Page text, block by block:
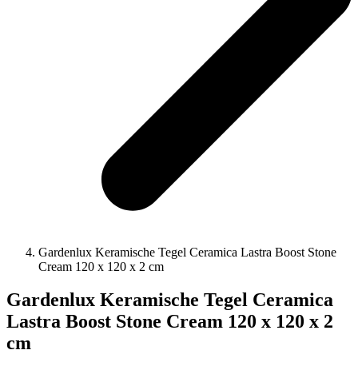
Gardenlux Keramische Tegel Ceramica Lastra Boost Stone
Cream 120 x 120 x 2 cm
Gardenlux Keramische Tegel Ceramica
Lastra Boost Stone Cream 120 x 120 x 2
cm